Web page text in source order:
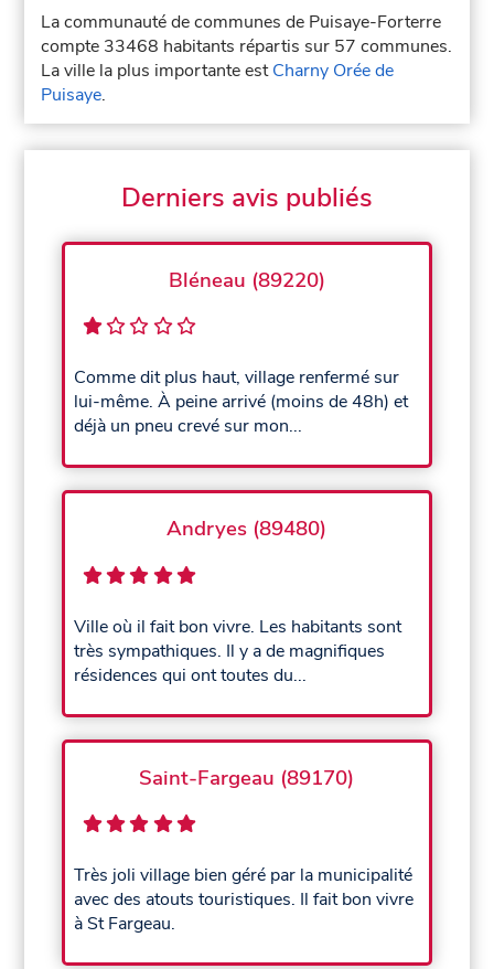
La communauté de communes de Puisaye-Forterre
compte 33468 habitants répartis sur 57 communes.
La ville la plus importante estCharny Orée de
Puisaye.
Derniers avis publiés
Bléneau (89220)
Comme dit plus haut, village renfermé sur
lui-même. À peine arrivé (moins de 48h) et
déjà un pneu crevé sur mon...
Andryes (89480)
Ville où il fait bon vivre. Les habitants sont
très sympathiques. Il y a de magnifiques
résidences qui ont toutes du...
Saint-Fargeau (89170)
Très joli village bien géré par la municipalité
avec des atouts touristiques. Il fait bon vivre
à St Fargeau.